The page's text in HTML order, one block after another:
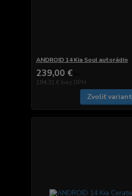
ANDROID 14 Kia Soul autorádio
239,00 €
194,31 € bez DPH
Zvoliť variant